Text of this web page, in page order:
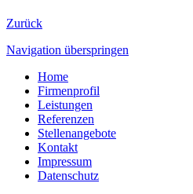
Zurück
Navigation überspringen
Home
Firmenprofil
Leistungen
Referenzen
Stellenangebote
Kontakt
Impressum
Datenschutz